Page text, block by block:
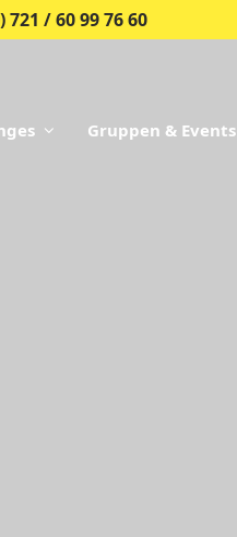
721 / 60 99 76 60
Gruppen & Events